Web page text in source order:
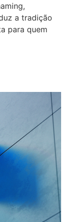
a tradição
para quem